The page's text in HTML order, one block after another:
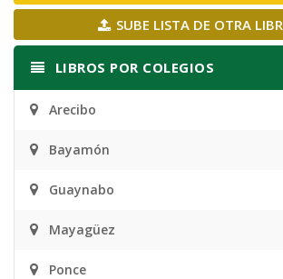
SUBE LISTA DE OTRA
LIBROS POR COLEGIOS
Arecibo
Bayamón
Guaynabo
Mayagüez
Ponce